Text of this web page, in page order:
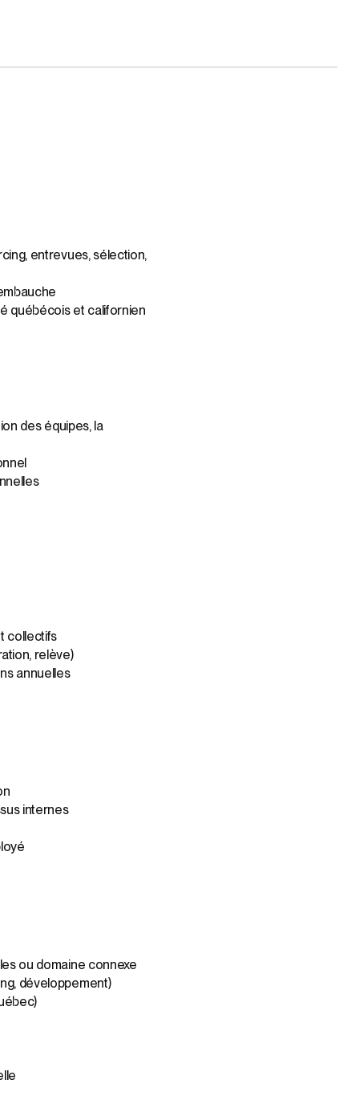
entrevues, sélection,
québécois et californien
des équipes, la
collectifs
relève)
annuelles
internes
ou domaine connexe
développement)